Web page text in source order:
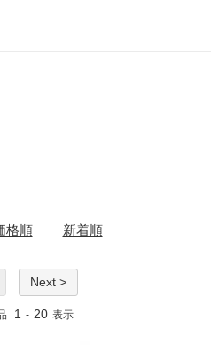
格順 新着順
Next >
1 - 20 表示